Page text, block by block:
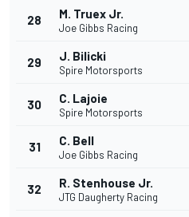
28 M. Truex Jr.
Joe Gibbs Racing
29 J. Bilicki
Spire Motorsports
30 C. Lajoie
Spire Motorsports
31 C. Bell
Joe Gibbs Racing
32 R. Stenhouse Jr.
JTG Daugherty Racing